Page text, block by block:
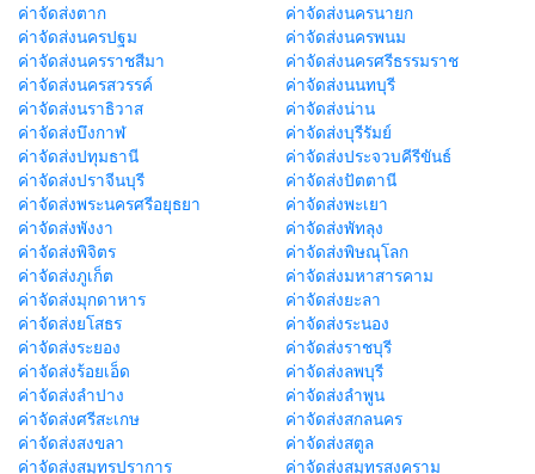
ค่าจัดส่งตาก
ค่าจัดส่งนครนายก
ค่าจัดส่งนครปฐม
ค่าจัดส่งนครพนม
ค่าจัดส่งนครราชสีมา
ค่าจัดส่งนครศรีธรรมราช
ค่าจัดส่งนครสวรรค์
ค่าจัดส่งนนทบุรี
ค่าจัดส่งนราธิวาส
ค่าจัดส่งน่าน
ค่าจัดส่งบึงกาฬ
ค่าจัดส่งบุรีรัมย์
ค่าจัดส่งปทุมธานี
ค่าจัดส่งประจวบคีรีขันธ์
ค่าจัดส่งปราจีนบุรี
ค่าจัดส่งปัตตานี
ค่าจัดส่งพระนครศรีอยุธยา
ค่าจัดส่งพะเยา
ค่าจัดส่งพังงา
ค่าจัดส่งพัทลุง
ค่าจัดส่งพิจิตร
ค่าจัดส่งพิษณุโลก
ค่าจัดส่งภูเก็ต
ค่าจัดส่งมหาสารคาม
ค่าจัดส่งมุกดาหาร
ค่าจัดส่งยะลา
ค่าจัดส่งยโสธร
ค่าจัดส่งระนอง
ค่าจัดส่งระยอง
ค่าจัดส่งราชบุรี
ค่าจัดส่งร้อยเอ็ด
ค่าจัดส่งลพบุรี
ค่าจัดส่งลำปาง
ค่าจัดส่งลำพูน
ค่าจัดส่งศรีสะเกษ
ค่าจัดส่งสกลนคร
ค่าจัดส่งสงขลา
ค่าจัดส่งสตูล
ค่าจัดส่งสมุทรปราการ
ค่าจัดส่งสมุทรสงคราม